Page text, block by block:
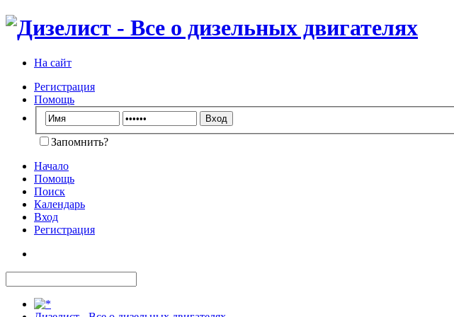
На сайт
Регистрация
Помощь
Запомнить?
Начало
Помощь
Поиск
Календарь
Вход
Регистрация